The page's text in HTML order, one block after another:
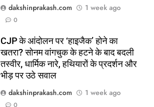
dakshinprakash.com
1 week ago
0
CJP के आंदोलन पर ‘हाइजैक’ होने का
खतरा? सोनम वांगचुक के हटने के बाद बदली
तस्वीर, धार्मिक नारे, हथियारों के प्रदर्शन और
भीड़ पर उठे सवाल
dakshinprakash.com
1 week ago
0